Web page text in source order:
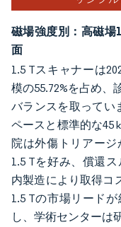
磁場強度別：高磁場
面
1.5 Tスキャナーは
模の55.72%を占め、
バランスを取ってい
ペースと標準的な45
院は外傷トリアー
1.5 Tを好み、償還
内製造により取得コ
1.5 Tの市場リード
し、学術センターは